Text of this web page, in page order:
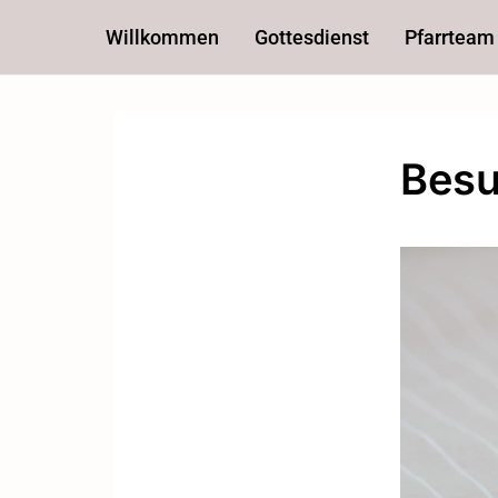
Willkommen Gottesdienst Pfarrteam